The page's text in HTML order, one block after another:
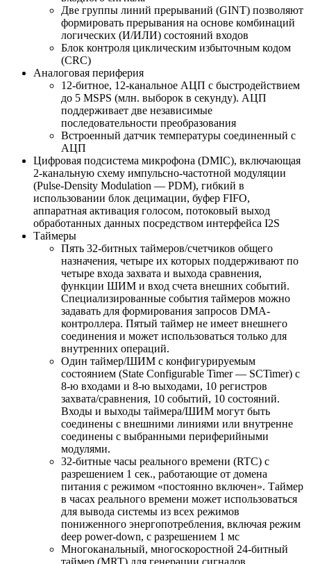
Две группы линий прерываний (GINT) позволяют
формировать прерывания на основе комбинаций
логических (И/ИЛИ) состояний входов
Блок контроля циклическим избыточным кодом
(CRC)
Аналоговая периферия
12-битное, 12-канальное АЦП с быстродействием
до 5 MSPS (млн. выборок в секунду). АЦП
поддерживает две независимые
последовательности преобразования
Встроенный датчик температуры соединенный с
АЦП
Цифровая подсистема микрофона (DMIC), включающая
2-канальную схему импульсно-частотной модуляции
(Pulse-Density Modulation — PDM), гибкий в
использовании блок децимации, буфер FIFO,
аппаратная активация голосом, потоковый выход
обработанных данных посредством интерфейса I2S
Таймеры
Пять 32-битных таймеров/счетчиков общего
назначения, четыре их которых поддерживают по
четыре входа захвата и выхода сравнения,
функции ШИМ и вход счета внешних событий.
Специализированные события таймеров можно
задавать для формирования запросов DMA-
контроллера. Пятый таймер не имеет внешнего
соединения и может использоваться только для
внутренних операций.
Один таймер/ШИМ с конфигурируемым
состоянием (State Configurable Timer — SCTimer) с
8-ю входами и 8-ю выходами, 10 регистров
захвата/сравнения, 10 событий, 10 состояний.
Входы и выходы таймера/ШИМ могут быть
соединены с внешними линиями или внутренне
соединены с выбранными периферийными
модулями.
32-битные часы реального времени (RTC) с
разрешением 1 сек., работающие от домена
питания с режимом «постоянно включен». Таймер
в часах реального времени может использоваться
для вывода системы из всех режимов
пониженного энергопотребления, включая режим
deep power-down, с разрешением 1 мс
Многоканальный, многоскоростной 24-битный